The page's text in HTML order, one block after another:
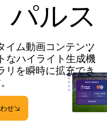
パルス
イム動画コンテンツ
なハイライト生成機
リを瞬時に拡充でき
せ